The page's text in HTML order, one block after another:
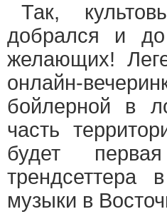
Так,
добрался и до
желающих!
онлайн-
бойлерной в
часть
будет
трендсеттера
музыки в